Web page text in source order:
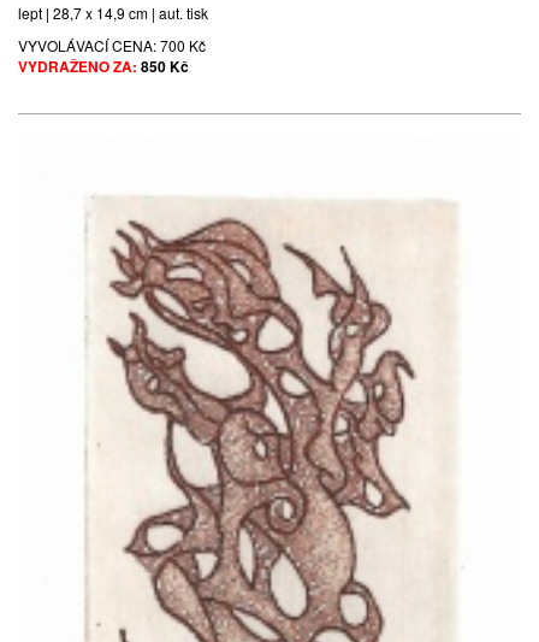
lept | 28,7 x 14,9 cm | aut. tisk
VYVOLÁVACÍ CENA:700 Kč
VYDRAŽENO ZA: 850 Kč